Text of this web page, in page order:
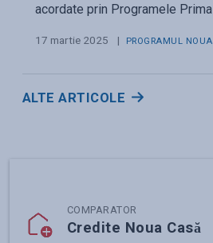
acordate prin Programele Prima
17 martie 2025 | PROGRAMUL
ALTE ARTICOLE
COMPARATOR
Credite Noua Casă